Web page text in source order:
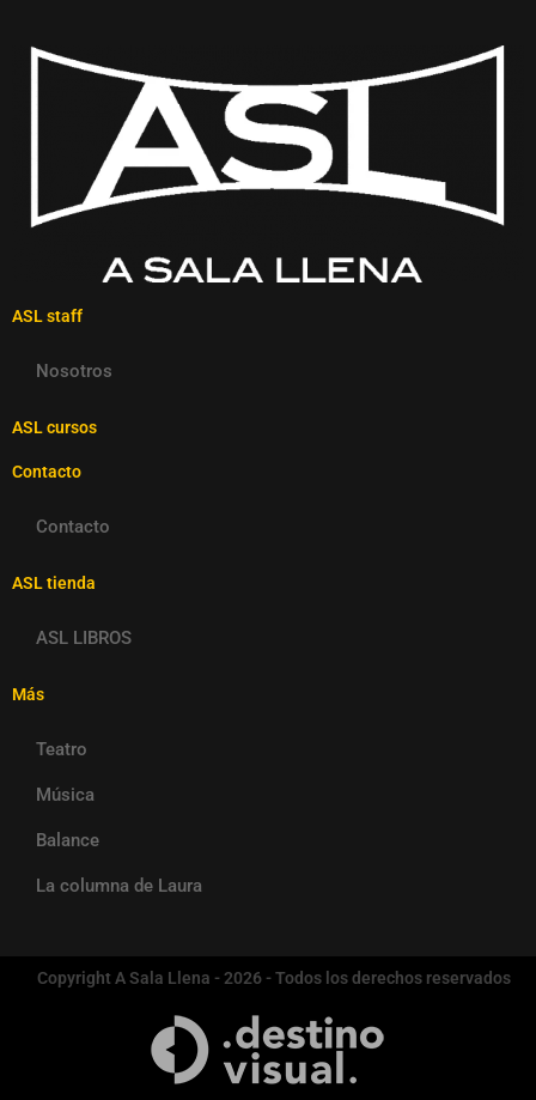
ASL staff
Nosotros
ASL cursos
Contacto
Contacto
ASL tienda
ASL LIBROS
Más
Teatro
Música
Balance
La columna de Laura
Copyright A Sala Llena - 2026 - Todos los derechos reservados